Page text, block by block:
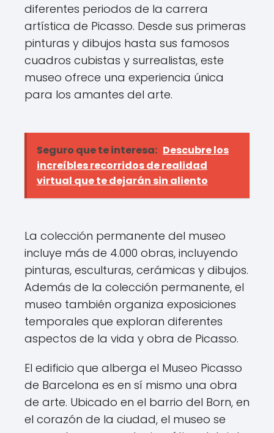
diferentes periodos de la carrera
artística de Picasso. Desde sus primeras
pinturas y dibujos hasta sus famosos
cuadros cubistas y surrealistas, este
museo ofrece una experiencia única
para los amantes del arte.
Seguro que te interesa: Descubre los
increíbles recorridos de realidad
virtual que te dejarán sin aliento
La colección permanente del museo
incluye más de 4.000 obras, incluyendo
pinturas, esculturas, cerámicas y dibujos.
Además de la colección permanente, el
museo también organiza exposiciones
temporales que exploran diferentes
aspectos de la vida y obra de Picasso.
El edificio que alberga el Museo Picasso
de Barcelona es en sí mismo una obra
de arte. Ubicado en el barrio del Born, en
el corazón de la ciudad, el museo se